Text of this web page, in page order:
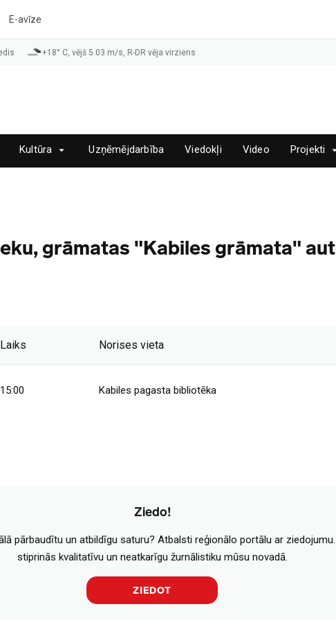
E-avīze
+18° C, vējš 5.03 m/s, R-DR vēja virziens
Kultūra Uzņēmējdarbība Viedokļi Video Projekti
grāmatas "Kabiles grāmata"
Laiks Norises vieta
15:00 Kabiles pagasta bibliotēka
Ziedo!
pārbaudītu un atbildīgu saturu? Atbalsti reģionālo portālu ar
stiprinās kvalitatīvu un neatkarīgu žurnālistiku mūsu novadā.
ZIEDOT